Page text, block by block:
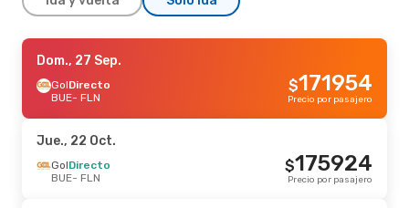
Sáb., 5 Sep.- Dom., 6 Sep.
GolDirecto
BUE- FLN
FLN- BUE
286651
Dom., 23 Ago.
Dom., 27 Sep.
GolDirecto
BUE- FLN
171954
$
Precio por pasajero
Jue., 22 Oct.
GolDirecto
BUE- FLN
175924
$
Precio por pasajero